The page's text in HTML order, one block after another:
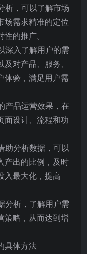
析，可以了解市场
场需求精准的定位
的推广。
深入了解用户的需
对产品、服务、
体验，满足用户需
产品运营效果，在
面设计、流程和功
助分析数据，可以
产出的比例，及时
入最大化，提高
分析，了解用户需
策略，从而达到增
具体方法